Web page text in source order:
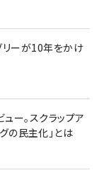
ーが10年をかけ
。スクラップア
の民主化」とは